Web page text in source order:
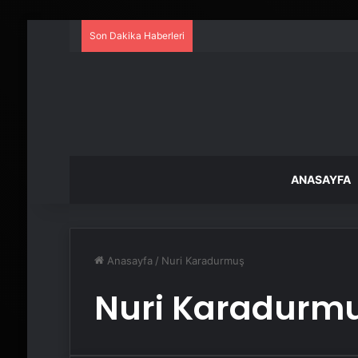
Son Dakika Haberleri
ANASAYFA
Anasayfa / Nuri Karadurmuş
Nuri